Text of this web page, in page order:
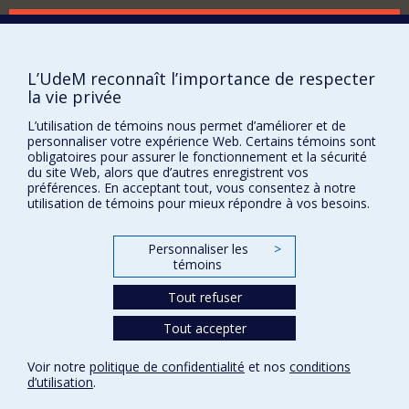
and gardens from antiquity to the present day. I am
cityscapes; and one on Calypso's cave in art from the
Renaissance to the present day.
Comment soutenir le Département?
Plan du site
Signaler une erreur
Accessibilité
FACULTÉ DES ARTS ET DES SCIENCES
Nos départements et écoles
Université de
L’UdeM reconnaît l’importance de respecter
la vie privée
L’utilisation de témoins nous permet d’améliorer et de
personnaliser votre expérience Web. Certains témoins sont
obligatoires pour assurer le fonctionnement et la sécurité
du site Web, alors que d’autres enregistrent vos
préférences. En acceptant tout, vous consentez à notre
utilisation de témoins pour mieux répondre à vos besoins.
Personnaliser les
témoins
>
Tout refuser
Tout accepter
Voir notre politique de confidentialité et nos conditions
d’utilisation.